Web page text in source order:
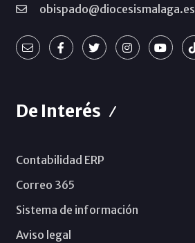
obispado@diocesismalaga.es
De Interés
Contabilidad ERP
Correo 365
Sistema de información
Aviso legal